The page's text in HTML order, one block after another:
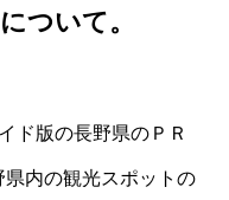
ついて。
ド版の長野県のＰＲ
内の観光スポットの